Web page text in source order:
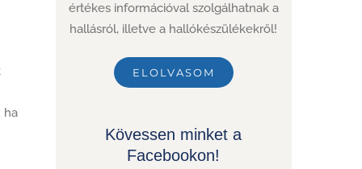
ha
értékes információval szolgálhatnak a
hallásról, illetve a hallókészülékekről!
ELOLVASOM
Kövessen minket a
Facebookon!